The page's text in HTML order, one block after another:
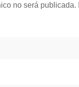
no será publicada.